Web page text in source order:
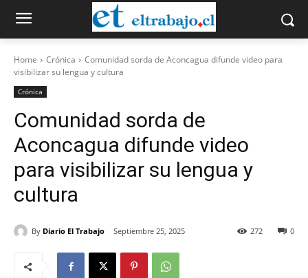
Home Crónica
Comunidad sorda de Aconcagua difunde video para
visibilizar su lengua y cultura
Crónica
Comunidad sorda de
Aconcagua difunde video
para visibilizar su lengua y
cultura
By Diario El Trabajo Septiembre 25, 2025 0
272